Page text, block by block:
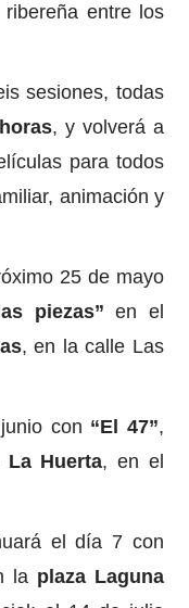
entre los
sesiones, todas
, y volverá a
para todos
animación y
25 de mayo
piezas”en el
, en la calle Las
con “El 47”,
La Huerta, en el
el día 7 con
la plaza Laguna